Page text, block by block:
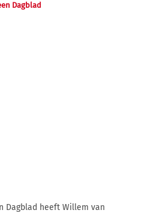
Dagblad
Dagblad heeft Willem van